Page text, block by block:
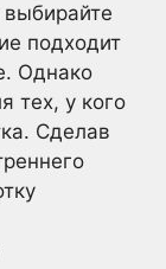
подходит
Однако
тех, у кого
Сделав